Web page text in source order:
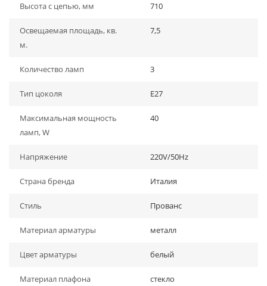
Высота с цепью, мм 710
Освещаемая площадь, кв.
м.
7,5
Количество ламп 3
Тип цоколя E27
Максимальная мощность
ламп, W
40
Напряжение 220V/50Hz
Страна бренда Италия
Стиль Прованс
Материал арматуры металл
Цвет арматуры белый
Материал плафона стекло